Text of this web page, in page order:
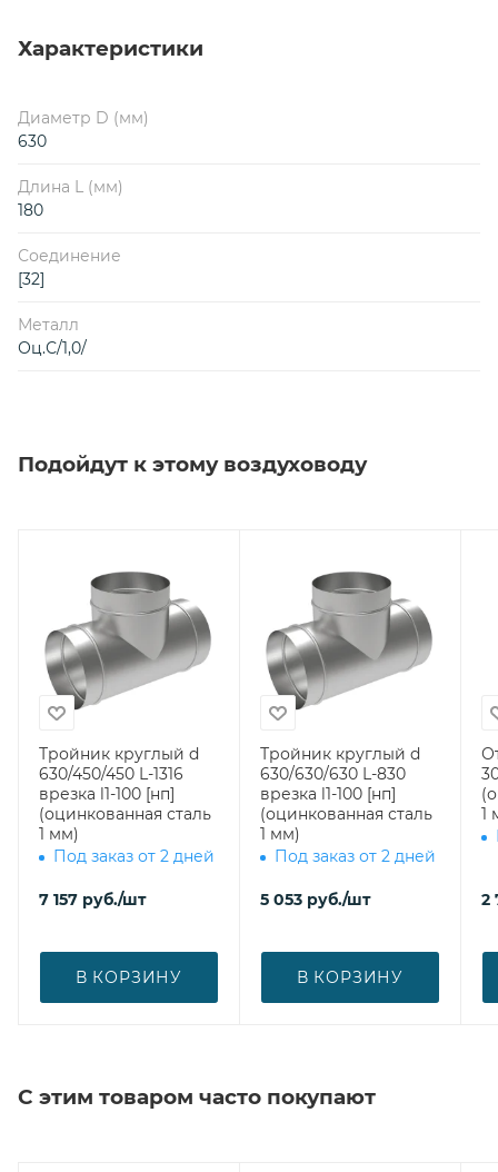
Характеристики
Диаметр D (мм)
630
Длина L (мм)
180
Соединение
[32]
Металл
Оц.С/1,0/
Подойдут к этому воздуховоду
Тройник круглый d
630/450/450 L-1316
врезка l1-100 [нп]
(оцинкованная сталь
1 мм)
Под заказ от 2 дней
7 157 руб./шт
В КОРЗИНУ
Тройник круглый d
630/630/630 L-830
врезка l1-100 [нп]
(оцинкованная сталь
1 мм)
Под заказ от 2 дней
5 053 руб./шт
В КОРЗИНУ
1
2
С этим товаром часто покупают